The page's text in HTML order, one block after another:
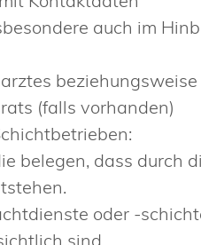
auch im
(falls vorhanden)
belegen, dass durch
oder -
sind.